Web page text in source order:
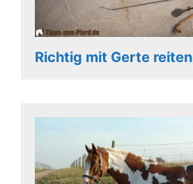
Richtig mit Gerte reiten